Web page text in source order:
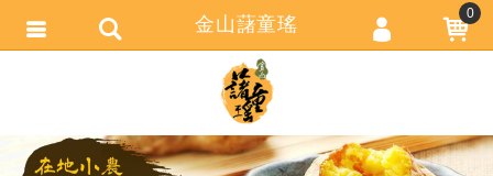
金山藷童瑤 0
會員登入
會員註冊
忘記密碼
繁體中文